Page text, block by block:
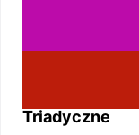
Triadyczne